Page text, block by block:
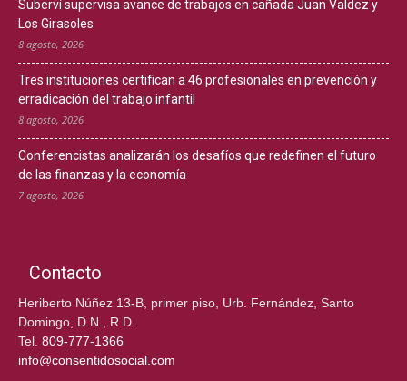
Suberví supervisa avance de trabajos en cañada Juan Valdez y
Los Girasoles
8 agosto, 2026
Tres instituciones certifican a 46 profesionales en prevención y
erradicación del trabajo infantil
8 agosto, 2026
Conferencistas analizarán los desafíos que redefinen el futuro
de las finanzas y la economía
7 agosto, 2026
Contacto
Heriberto Núñez 13-B, primer piso, Urb. Fernández, Santo
Domingo, D.N., R.D.
Tel. 809-777-1366
info@consentidosocial.com